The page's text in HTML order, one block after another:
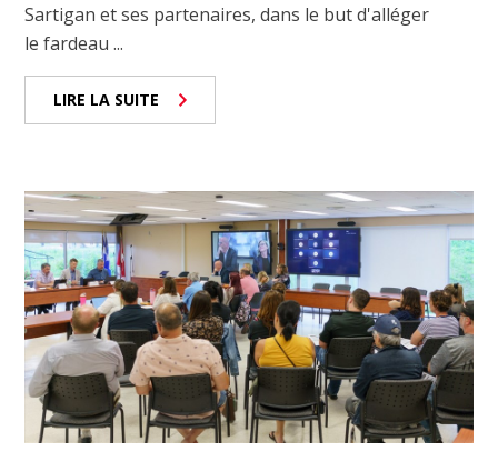
Sartigan et ses partenaires, dans le but d'alléger
le fardeau ...
LIRE LA SUITE